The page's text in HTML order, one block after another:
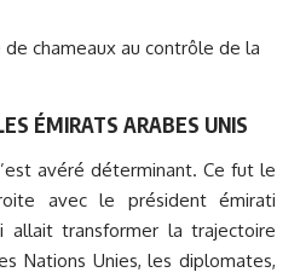
ÉMIRATS ARABES UNIS
avéré déterminant. Ce fut le
avec le président émirati
allait transformer la trajectoire
Nations Unies, les diplomates,